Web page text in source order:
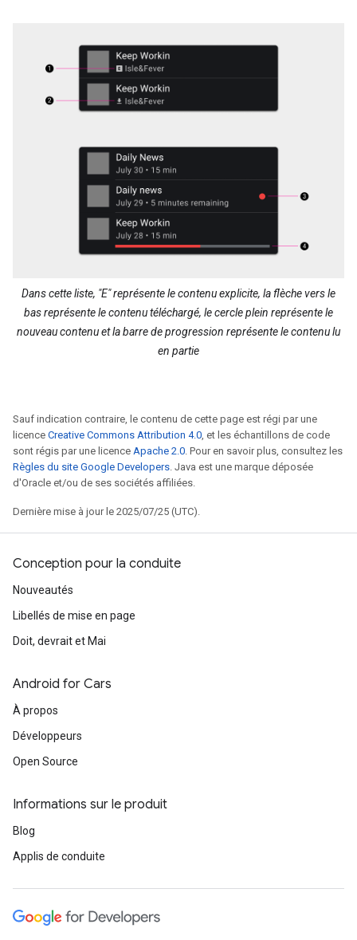
Dans cette liste, "E" représente le contenu explicite, la flèche vers le
bas représente le contenu téléchargé, le cercle plein représente le
nouveau contenu et la barre de progression représente le contenu lu
en partie
Sauf indication contraire, le contenu de cette page est régi par une
licence Creative Commons Attribution 4.0 , et les échantillons de code
sont régis par une licence Apache 2.0 . Pour en savoir plus, consultez les
Règles du site Google Developers . Java est une marque déposée
d'Oracle et/ou de ses sociétés affiliées.
Dernière mise à jour le 2025/07/25 (UTC).
Conception pour la conduite
Nouveautés
Libellés de mise en page
Doit, devrait et Mai
Android for Cars
À propos
Développeurs
Open Source
Informations sur le produit
Blog
Applis de conduite